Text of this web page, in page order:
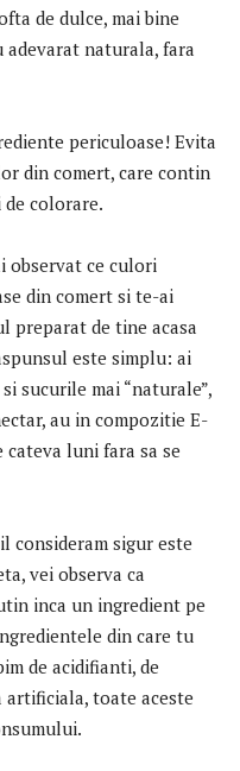
de dulce, mai bine
naturala, fara
periculoase! Evita
din comert, care contin
colorare.
observat ce culori
din comert si te-ai
preparat de tine acasa
este simplu: ai
sucurile mai “naturale”,
au in compozitie E-
luni fara sa se
consideram sigur este
vei observa ca
inca un ingredient pe
din care tu
de acidifianti, de
toate aceste